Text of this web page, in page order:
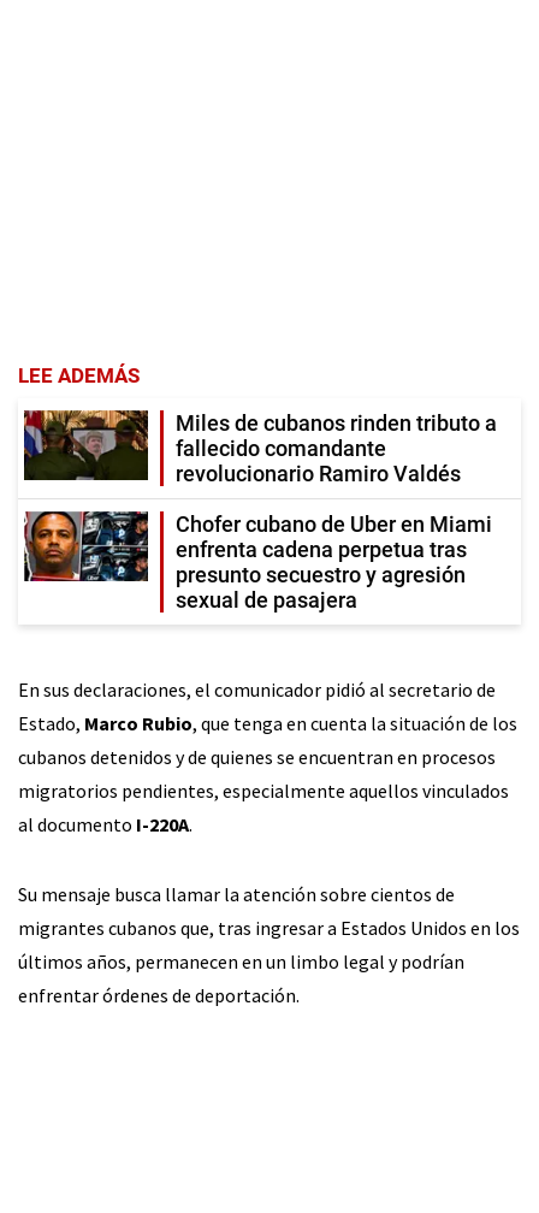
LEE ADEMÁS
Miles de cubanos rinden tributo a
fallecido comandante
revolucionario Ramiro Valdés
Chofer cubano de Uber en Miami
enfrenta cadena perpetua tras
presunto secuestro y agresión
sexual de pasajera
En sus declaraciones, el comunicador pidió al secretario de
Estado, Marco Rubio, que tenga en cuenta la situación de los
cubanos detenidos y de quienes se encuentran en procesos
migratorios pendientes, especialmente aquellos vinculados
al documento I-220A.
Su mensaje busca llamar la atención sobre cientos de
migrantes cubanos que, tras ingresar a Estados Unidos en los
últimos años, permanecen en un limbo legal y podrían
enfrentar órdenes de deportación.